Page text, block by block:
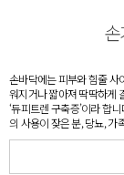
손바닥에는 피부와 힘줄 사
워지거나 짧아져딱딱하게
‘듀피트렌 구축증’이라 합
의 사용이 잦은 분, 당뇨, 가